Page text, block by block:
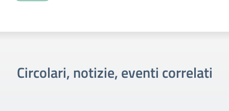
Circolari, notizie, eventi correlati